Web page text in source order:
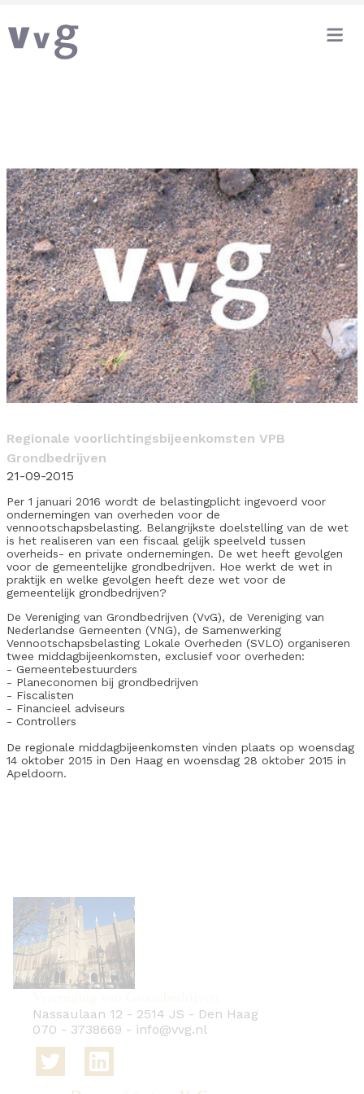
Regionale voorlichtingsbijeenkomsten VPB
Grondbedrijven
21-09-2015
Per 1 januari 2016 wordt de belastingplicht ingevoerd voor
ondernemingen van overheden voor de
vennootschapsbelasting. Belangrijkste doelstelling van de wet
is het realiseren van een fiscaal gelijk speelveld tussen
overheids- en private ondernemingen. De wet heeft gevolgen
voor de gemeentelijke grondbedrijven. Hoe werkt de wet in
praktijk en welke gevolgen heeft deze wet voor de
gemeentelijk grondbedrijven?
De Vereniging van Grondbedrijven (VvG), de Vereniging van
Nederlandse Gemeenten (VNG), de Samenwerking
Vennootschapsbelasting Lokale Overheden (SVLO) organiseren
twee middagbijeenkomsten, exclusief voor overheden:
- Gemeentebestuurders
- Planeconomen bij grondbedrijven
- Fiscalisten
- Financieel adviseurs
- Controllers
De regionale middagbijeenkomsten vinden plaats op woensdag
14 oktober 2015 in Den Haag en woensdag 28 oktober 2015 in
Apeldoorn.
Nassaulaan 12 - 2514 JS - Den Haag
070 - 3738669 - info@vvg.nl